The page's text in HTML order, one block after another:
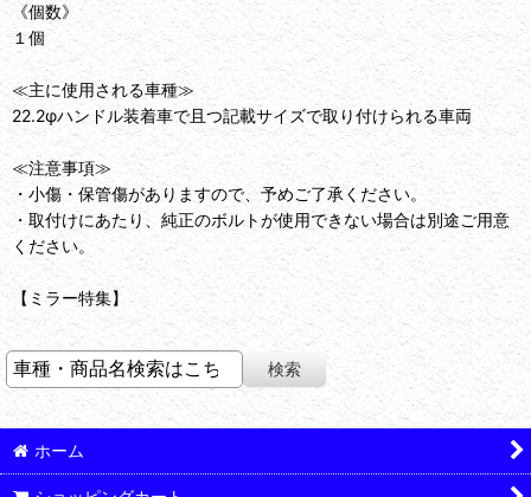
《個数》
１個
≪主に使用される車種≫
22.2φハンドル装着車で且つ記載サイズで取り付けられる車両
≪注意事項≫
・小傷・保管傷がありますので、予めご了承ください。
・取付けにあたり、純正のボルトが使用できない場合は別途ご用意
ください。
【ミラー特集】
ホーム